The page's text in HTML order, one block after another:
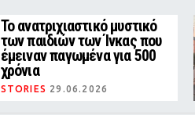
Το ανατριχιαστικό μυστικό
των παιδιών των Ίνκας που
έμειναν παγωμένα για 500
χρόνια
STORIES 29.06.2026